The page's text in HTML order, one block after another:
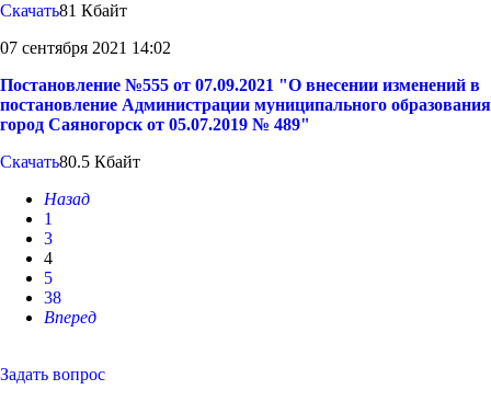
Скачать81 Кбайт
07 сентября 2021 14:02
Постановление №555 от 07.09.2021 "О внесении изменений в
постановление Администрации муниципального образования
город Саяногорск от 05.07.2019 № 489"
Скачать80.5 Кбайт
Назад
1
3
4
5
38
Вперед
Задать вопрос